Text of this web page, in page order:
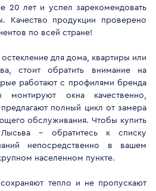
20 лет и успел зарекомендовать
Качество продукции проверено
по всей стране!
для дома, квартиры или
стоит обратить внимание на
работают с профилями бренда
окна качественно,
полный цикл от замера
обслуживания. Чтобы купить
- обратитесь к списку
непосредственно в вашем
населенном пункте.
тепло и не пропускают